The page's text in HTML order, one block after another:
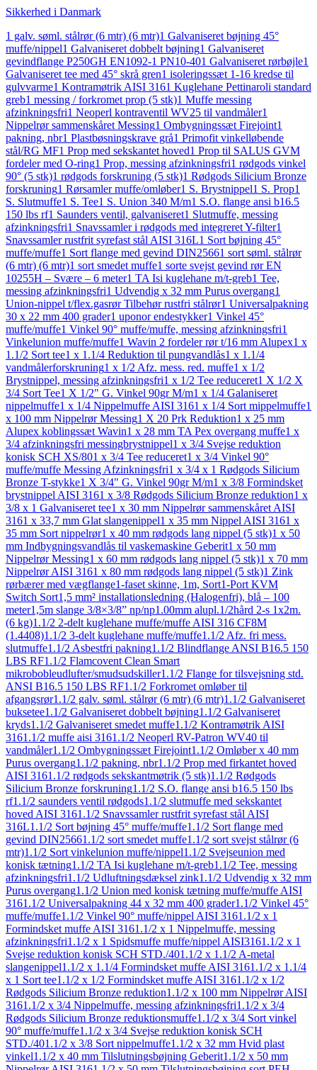
Sikkerhed i Danmark
1 galv. søml. stålrør (6 mtr) (6 mtr)1 Galvaniseret bøjning 45°
muffe/nippel1 Galvaniseret dobbelt bøjning1 Galvaniseret
gevindflange P250GH EN1092-1 PN10-401 Galvaniseret rørbøjle1
Galvaniseret tee med 45° skrå gren1 isoleringssæt 1-16 kredse til
gulvvarme1 Kontramøtrik AISI 3161 Kuglehane Pettinaroli standard
greb1 messing / forkromet prop (5 stk)1 Muffe messing
afzinkningsfri1 Neoperl kontraventil WV25 til vandmåler1
Nippelrør sammenskåret Messing1 Ombygningssæt Firejoint1
pakning, nbr1 Plastbøsningskrave grå1 Primofit vinkelløbende
stål/RG MF1 Prop med sekskantet hoved1 Prop til SALUS GVM
fordeler med O-ring1 Prop, messing afzinkningsfri1 rødgods vinkel
90° (5 stk)1 rødgods forskruning (5 stk)1 Rødgods Silicium Bronze
forskruning1 Rørsamler muffe/omløber1 S. Brystnippel1 S. Prop1
S. Slutmuffe1 S. Tee1 S. Union 340 M/m1 S.O. flange ansi b16.5
150 lbs rf1 Saunders ventil, galvaniseret1 Slutmuffe, messing
afzinkningsfri1 Snavssamler i rødgods med integreret Y-filter1
Snavssamler rustfrit syrefast stål AISI 316L1 Sort bøjning 45°
muffe/muffe1 Sort flange med gevind DIN25661 sort søml. stålrør
(6 mtr) (6 mtr)1 sort smedet muffe1 sorte svejst gevind rør EN
10255H – Svære – 6 meter1 TA Isi kuglehane m/t-greb1 Tee,
messing afzinkningsfri1 Udvendig x 32 mm Purus overgang1
Union-nippel t/flex.gasrør Tilbehør rustfri stålrør1 Universalpakning
30 x 22 mm 400 grader1 uponor endestykker1 Vinkel 45°
muffe/muffe1 Vinkel 90° muffe/muffe, messing afzinkningsfri1
Vinkelunion muffe/muffe1 Wavin 2 fordeler rør t/16 mm Alupex1 x
1.1/2 Sort tee1 x 1.1/4 Reduktion til pungvandlås1 x 1.1/4
vandmålerforskruning1 x 1/2 Afz. mess. red. muffe1 x 1/2
Brystnippel, messing afzinkningsfri1 x 1/2 Tee reduceret1 X 1/2 X
3/4 Sort Tee1 X 1/2" G. Vinkel 90gr M/m1 x 1/4 Galaniseret
nippelmuffe1 x 1/4 Nippelmuffe AISI 3161 x 1/4 Sort mippelmuffe1
x 100 mm Nippelrør Messing1 X 20 Prk Reduktion1 x 25 mm
Alupex koblingssæt Wavin1 x 28 mm TA Pex overgang muffe1 x
3/4 afzinkningsfri messingbrystnippel1 x 3/4 Svejse reduktion
konisk SCH XS/801 x 3/4 Tee reduceret1 x 3/4 Vinkel 90°
muffe/muffe Messing Afzinkningsfri1 x 3/4 x 1 Rødgods Silicium
Bronze T-stykke1 X 3/4" G. Vinkel 90gr M/m1 x 3/8 Formindsket
brystnippel AISI 3161 x 3/8 Rødgods Silicium Bronze reduktion1 x
3/8 x 1 Galvaniseret tee1 x 30 mm Nippelrør sammenskåret AISI
3161 x 33,7 mm Glat slangenippel1 x 35 mm Nippel AISI 3161 x
35 mm Sort nippelrør1 x 40 mm rødgods lang nippel (5 stk)1 x 50
mm Indbygningsvandlås til vaskemaskine Geberit1 x 50 mm
Nippelrør Messing1 x 60 mm rødgods lang nippel (5 stk)1 x 70 mm
Nippelrør AISI 3161 x 80 mm rødgods lang nippel (5 stk)1 Zink
rørbærer med vægflange1-faset skinne, 1m, Sort1-Port KVM
Switch Sort1,5 mm² installationsledning (Halogenfri), blå – 100
meter1,5m slange 3/8×3/8” np/np1.00mm alupl.1/2hård 2-s 1x2m.
(6 kg)1.1/2 2-delt kuglehane muffe/muffe AISI 316 CF8M
(1.4408)1.1/2 3-delt kuglehane muffe/muffe1.1/2 Afz. fri mess.
slutmuffe1.1/2 Asbestfri pakning1.1/2 Blindflange ANSI B16.5 150
LBS RF1.1/2 Flamcovent Clean Smart
mikrobobleudlufter/smudsudskiller1.1/2 Flange for tilsvejsning std.
ANSI B16.5 150 LBS RF1.1/2 Forkromet omløber til
afgangsrør1.1/2 galv. søml. stålrør (6 mtr) (6 mtr)1.1/2 Galvaniseret
buksetee1.1/2 Galvaniseret dobbelt bøjning1.1/2 Galvaniseret
kryds1.1/2 Galvaniseret smedet muffe1.1/2 Kontramøtrik AISI
3161.1/2 muffe aisi 3161.1/2 Neoperl RV-Patron WV40 til
vandmåler1.1/2 Ombygningssæt Firejoint1.1/2 Omløber x 40 mm
Purus overgang1.1/2 pakning, nbr1.1/2 Prop med firkantet hoved
AISI 3161.1/2 rødgods sekskantmøtrik (5 stk)1.1/2 Rødgods
Silicium Bronze forskruning1.1/2 S.O. flange ansi b16.5 150 lbs
rf1.1/2 saunders ventil rødgods1.1/2 slutmuffe med sekskantet
hoved AISI 3161.1/2 Snavssamler rustfrit syrefast stål AISI
316L1.1/2 Sort bøjning 45° muffe/muffe1.1/2 Sort flange med
gevind DIN25661.1/2 sort smedet muffe1.1/2 sort svejst stålrør (6
mtr)1.1/2 Sort vinkelunion muffe/nippel1.1/2 Svejseunion med
konisk tætning1.1/2 TA Isi kuglehane m/t-greb1.1/2 Tee, messing
afzinkningsfri1.1/2 Udluftningsdæksel zink1.1/2 Udvendig x 32 mm
Purus overgang1.1/2 Union med konisk tætning muffe/muffe AISI
3161.1/2 Universalpakning 44 x 32 mm 400 grader1.1/2 Vinkel 45°
muffe/muffe1.1/2 Vinkel 90° muffe/nippel AISI 3161.1/2 x 1
Formindsket muffe AISI 3161.1/2 x 1 Nippelmuffe, messing
afzinkningsfri1.1/2 x 1 Spidsmuffe muffe/nippel AISI3161.1/2 x 1
Svejse reduktion konisk SCH STD./401.1/2 x 1.1/2 A-metal
slangenippel1.1/2 x 1.1/4 Formindsket muffe AISI 3161.1/2 x 1.1/4
x 1 Sort tee1.1/2 x 1/2 Formindsket muffe AISI 3161.1/2 x 1/2
Rødgods Silicium Bronze reduktion1.1/2 x 100 mm Nippelrør AISI
3161.1/2 x 3/4 Nippelmuffe, messing afzinkningsfri1.1/2 x 3/4
Rødgods Silicium Bronze reduktionsmuffe1.1/2 x 3/4 Sort vinkel
90° muffe/muffe1.1/2 x 3/4 Svejse reduktion konisk SCH
STD./401.1/2 x 3/8 Sort nippelmuffe1.1/2 x 32 mm Hvid plast
vinkel1.1/2 x 40 mm Tilslutningsbøjning Geberit1.1/2 x 50 mm